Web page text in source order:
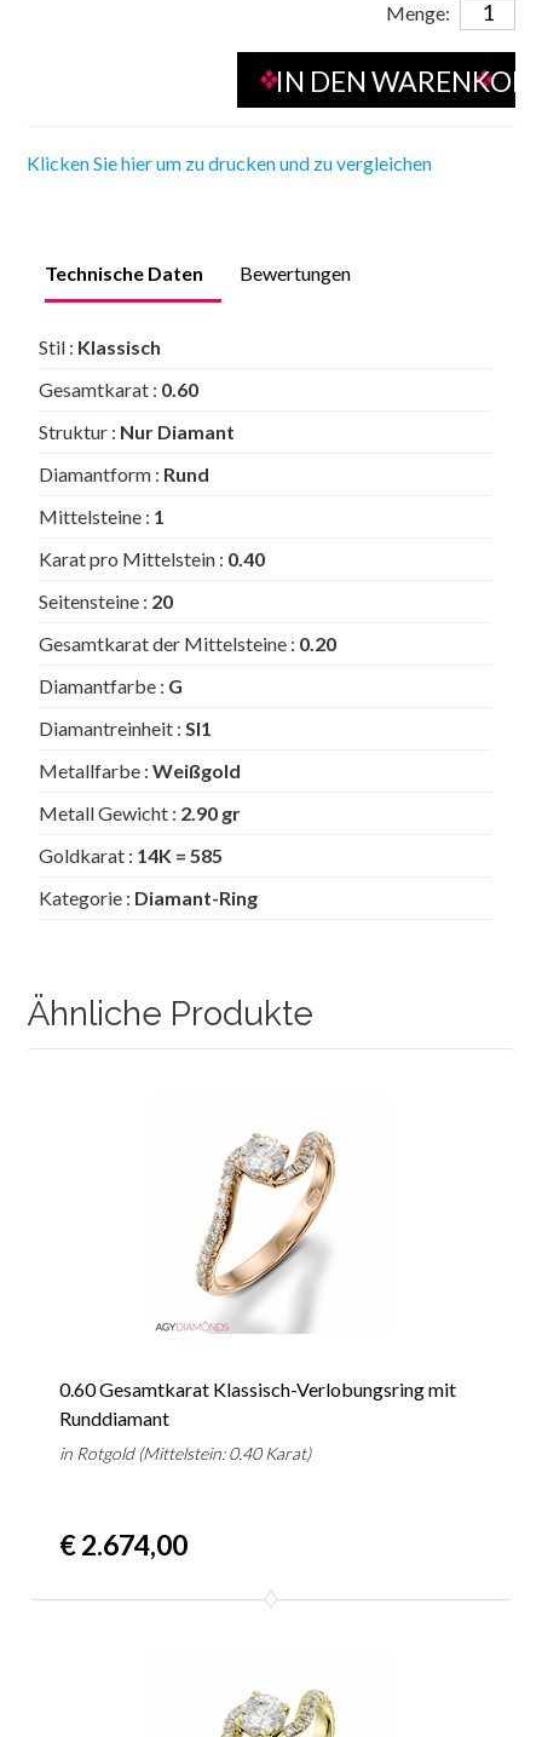
Menge:
Klicken Sie hier um zu drucken und zu vergleichen
Technische Daten Bewertungen
Stil : Klassisch
Gesamtkarat : 0.60
Struktur : Nur Diamant
Diamantform : Rund
Mittelsteine : 1
Karat pro Mittelstein : 0.40
Seitensteine : 20
Gesamtkarat der Mittelsteine : 0.20
Diamantfarbe : G
Diamantreinheit :SI1
Metallfarbe :Weißgold
Metall Gewicht : 2.90 gr
Goldkarat : 14K = 585
Kategorie : Diamant-Ring
Ähnliche Produkte
0.60 Gesamtkarat Klassisch-Verlobungsring mit
Runddiamant
in Rotgold (Mittelstein: 0.40 Karat)
€ 2.674,00